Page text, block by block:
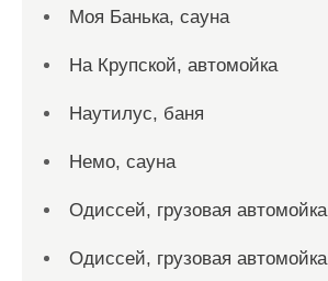
Моя Банька, сауна
На Крупской, автомойка
Наутилус, баня
Немо, сауна
Одиссей, грузовая автомойка
Одиссей, грузовая автомойка